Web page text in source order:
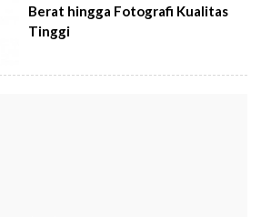
Berat hingga Fotografi Kualitas
Tinggi